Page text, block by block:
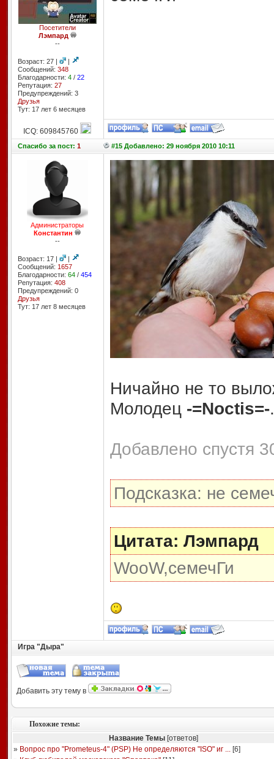
Посетители
Лэмпард
--
Возраст: 27 |
|
Сообщений: 348
Благодарности: 4/ 22
Репутация: 27
Предупреждений: 3
Друзья
Тут: 17 лет 6 месяцев
ICQ: 609845760
Спасибоза пост: 1 #15 Добавлено: 29 ноября 2010 10:11
Администраторы
Константин
--
Возраст: 17 |
|
Сообщений: 1657
Благодарности: 64/ 454
Репутация: 408
Предупреждений: 0
Друзья
Тут: 17 лет 8 месяцев
Ничайно не то
Молодец -=Noctis=-.
Добавлено спустя
Подсказка: не
Цитата: Лэмпард
WooW,семечГи
Игра "Дыра"
Добавить эту тему в
Похожие темы:
Название Темы[ответов]
» Вопрос про "Prometeus-4" (PSP) Не определяются "ISO" иг ...[6]